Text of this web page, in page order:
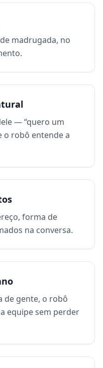
madrugada, no
— “quero um
o robô entende a
forma de
na conversa.
de gente, o robô
equipe sem perder